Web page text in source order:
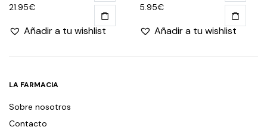
21.95€
Añadir a tu wishlist
5.95€
Añadir a tu wishlist
LA FARMACIA
Sobre nosotros
Contacto